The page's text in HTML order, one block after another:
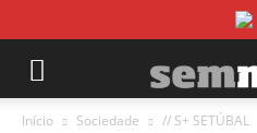
Início Sociedade // S+ SETÚBAL